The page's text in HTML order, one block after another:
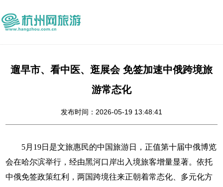
遛早市、看中医、逛展会 免签加速中俄跨境旅
游常态化
发布时间：2026-05-19 13:48:41
5月19日是文旅惠民的中国旅游日，正值第十届中俄博览
会在哈尔滨举行，经由黑河口岸出入境旅客增量显著。依托
中俄免签政策红利，两国跨境往来正朝着常态化、多元化方